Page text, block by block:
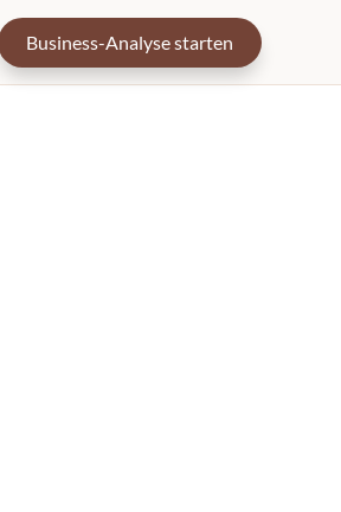
Business-Analyse starten